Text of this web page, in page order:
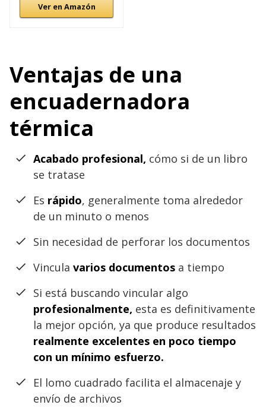
Ver en Amazón
Ventajas de una
encuadernadora
térmica
Acabado profesional, cómo si de un libro
se tratase
Es rápido, generalmente toma alrededor
de un minuto o menos
Sin necesidad de perforar los documentos
Vincula varios documentos a tiempo
Si está buscando vincular algo
profesionalmente, esta es definitivamente
la mejor opción, ya que produce resultados
realmente excelentes en poco tiempo
con un mínimo esfuerzo.
El lomo cuadrado facilita el almacenaje y
envío de archivos